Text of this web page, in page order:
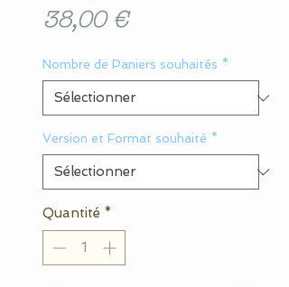
38,00 €Prix
Nombre de Paniers souhaités *
Version et Format souhaité *
Quantité *